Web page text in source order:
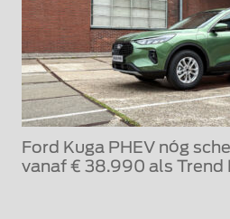
Ford Kuga PHEV nóg
vanaf € 38.990 als Trend